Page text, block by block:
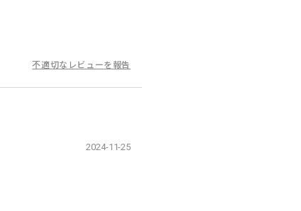
不適切なレビューを報告
2024-11-25